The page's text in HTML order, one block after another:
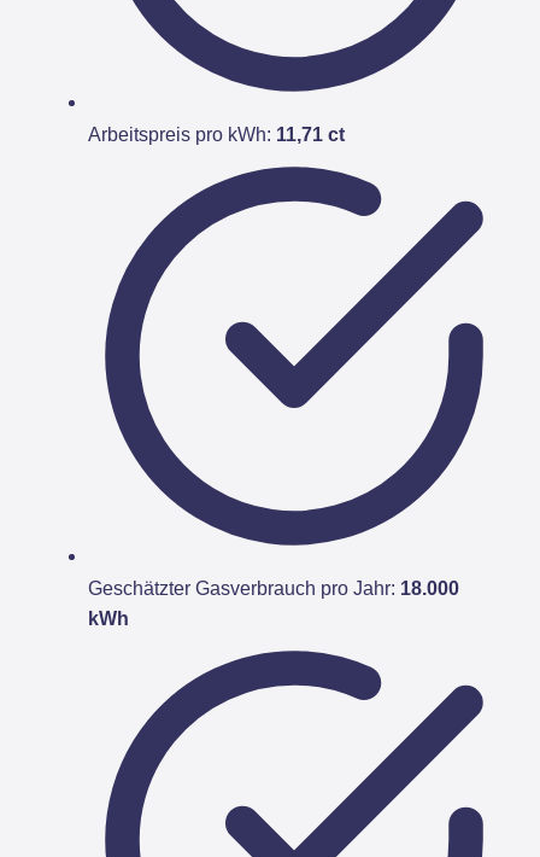
Arbeitspreis pro kWh: 11,71 ct
Geschätzter Gasverbrauch pro Jahr: 18.000
kWh